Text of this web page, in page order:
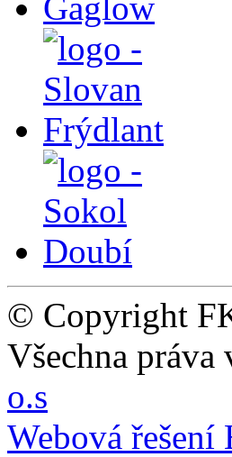
© Copyright
Všechna práva
o.s
Webová řešení